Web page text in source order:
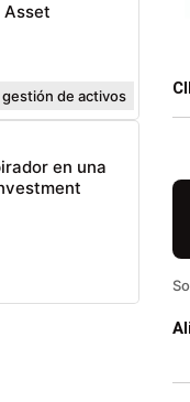
Asset
gestión de activos
en una